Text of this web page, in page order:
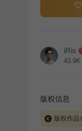
iRis
43.9K
版权信息
版权作品